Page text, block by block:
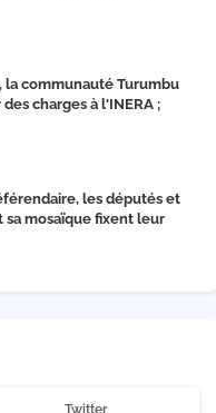
la communauté Turumbu
charges à l'INERA ;
les députés et
sa mosaïque fixent leur